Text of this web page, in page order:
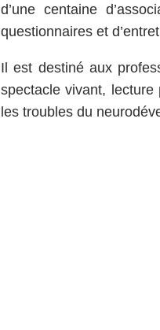
d’une centaine
questionnaires et
Il est destiné aux
spectacle vivant,
les troubles du